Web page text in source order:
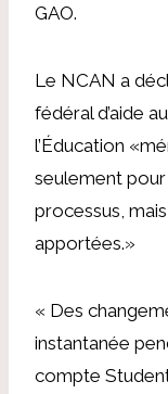
GAO.
Le NCAN a
fédéral d’aide
l’Éducation «
seulement
processus,
apportées.»
« Des
instantanée
compte